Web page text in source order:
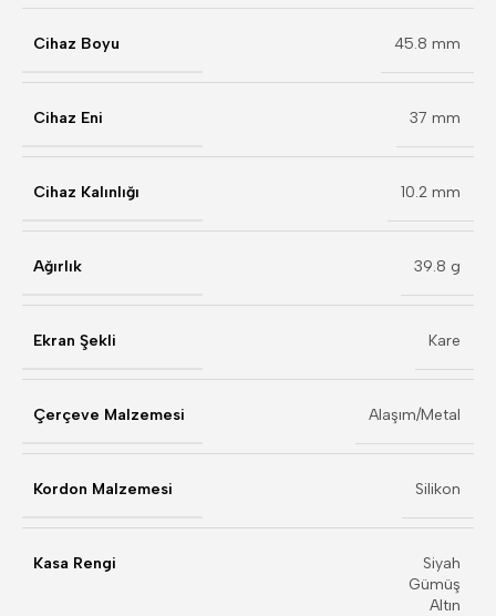
Cihaz Boyu 45.8 mm
Cihaz Eni 37 mm
Cihaz Kalınlığı 10.2 mm
Ağırlık 39.8 g
Ekran Şekli Kare
Çerçeve Malzemesi Alaşım/Metal
Kordon Malzemesi Silikon
Kasa Rengi
Siyah
Gümüş
Altın